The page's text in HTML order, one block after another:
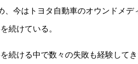
今はトヨタ自動車のオウンドメデ
続けている。
続ける中で数々の失敗も経験して